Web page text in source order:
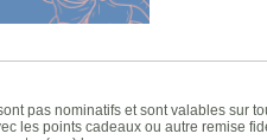
pas nominatifs et sont valables sur
les points cadeaux ou autre remise